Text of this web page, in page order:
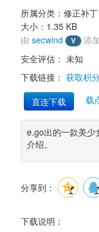
所属分类：修正补丁
大小：1.35 KB
由 secwind V
添
安全评估： 未知
下载链接： 获取积
直连下载
载
e.go出的一款美少
介绍。
分享到：
下载说明：